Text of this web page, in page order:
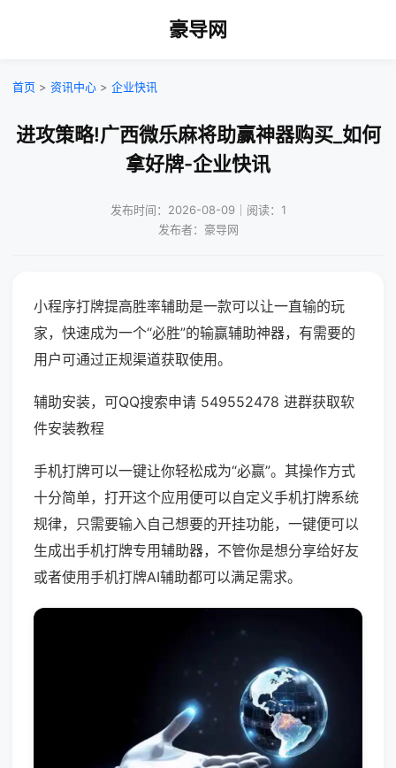
豪导网
首页 > 资讯中心 > 企业快讯
进攻策略!广西微乐麻将助赢神器购买_如何
拿好牌-企业快讯
发布时间：2026-08-09｜阅读：1
发布者：豪导网
小程序打牌提高胜率辅助是一款可以让一直输的玩
家，快速成为一个“必胜”的输赢辅助神器，有需要的
用户可通过正规渠道获取使用。
辅助安装，可QQ搜索申请 549552478 进群获取软
件安装教程
手机打牌可以一键让你轻松成为“必赢”。其操作方式
十分简单，打开这个应用便可以自定义手机打牌系统
规律，只需要输入自己想要的开挂功能，一键便可以
生成出手机打牌专用辅助器，不管你是想分享给好友
或者使用手机打牌AI辅助都可以满足需求。